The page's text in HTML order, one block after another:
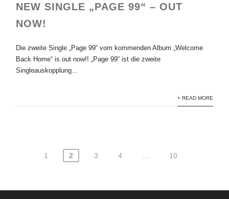
NEW SINGLE „PAGE 99“ – OUT
NOW!
Die zweite Single „Page 99“ vom kommenden Album „Welcome
Back Home“ is out now!! „Page 99“ ist die zweite
Singleauskopplung...
+ READ MORE
Seitennummerierung
Beiträge
1 2 3 4 10